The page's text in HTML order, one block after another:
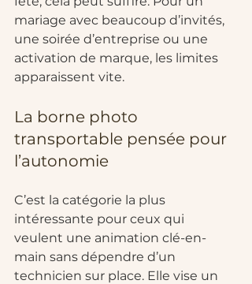
mariage avec beaucoup d’invités,
une soirée d’entreprise ou une
activation de marque, les limites
apparaissent vite.
La borne photo
transportable pensée pour
l’autonomie
C’est la catégorie la plus
intéressante pour ceux qui
veulent une animation clé-en-
main sans dépendre d’un
technicien sur place. Elle vise un